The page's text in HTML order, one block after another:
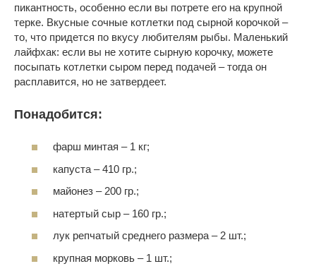
пикантность, особенно если вы потрете его на крупной
терке. Вкусные сочные котлетки под сырной корочкой –
то, что придется по вкусу любителям рыбы. Маленький
лайфхак: если вы не хотите сырную корочку, можете
посыпать котлетки сыром перед подачей – тогда он
расплавится, но не затвердеет.
Понадобится:
фарш минтая – 1 кг;
капуста – 410 гр.;
майонез – 200 гр.;
натертый сыр – 160 гр.;
лук репчатый среднего размера – 2 шт.;
крупная морковь – 1 шт.;